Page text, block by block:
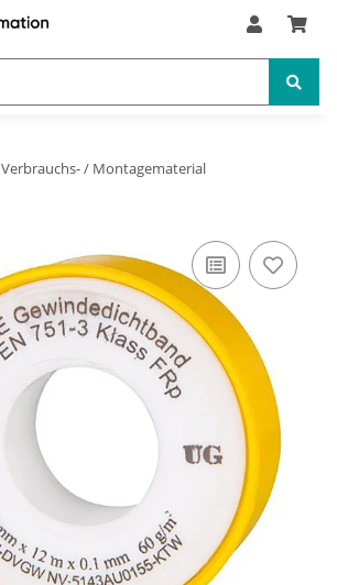
Verbrauchs- / Montagematerial